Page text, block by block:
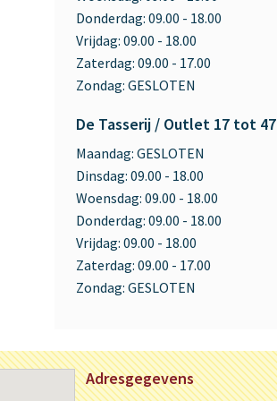
Donderdag: 09.00 - 18.00
Vrijdag: 09.00 - 18.00
Zaterdag: 09.00 - 17.00
Zondag: GESLOTEN
De Tasserij / Outlet 17 tot 47
Maandag: GESLOTEN
Dinsdag: 09.00 - 18.00
Woensdag: 09.00 - 18.00
Donderdag: 09.00 - 18.00
Vrijdag: 09.00 - 18.00
Zaterdag: 09.00 - 17.00
Zondag: GESLOTEN
Adresgegevens